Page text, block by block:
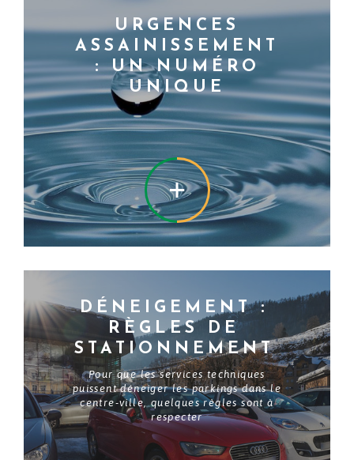
URGENCES
ASSAINISSEMENT
: UN NUMÉRO
UNIQUE
EN SAVOIR +
DÉNEIGEMENT :
RÈGLES DE
STATIONNEMENT
Pour que les services techniques
puissent déneiger les parkings dans le
centre-ville, quelques règles sont à
respecter